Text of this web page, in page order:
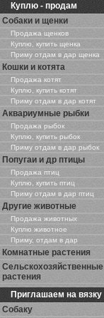
Куплю - продам
Собаки и щенки
Продажа щенков
Куплю, купить щенка
Приму отдам в дар щенка
Кошки и котята
Продажа котят
Куплю, купить котят
Приму отдам в дар котят
Аквариумные рыбки
Продажа рыбок
Куплю, купить рыбок
Приму отдам в дар рыбок
Попугаи и др птицы
Продажа птиц
Куплю, купить птиц
Приму отдам в дар птиц
Другие животные
Продажа животных
Куплю животное
Приму, отдам в дар
Комнатные растения
Сельскохозяйственные
растения
Приглашаем на вязку
Собаку